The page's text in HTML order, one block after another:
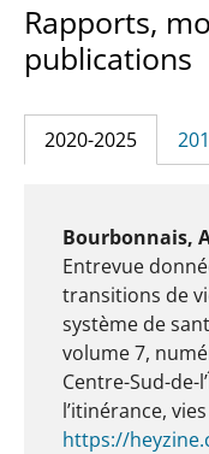
Rapports,
publications
2020-2025
Bourbonnais,
Entrevue
transitions de
système de
volume 7,
Centre-Sud-de-
l’itinérance,
https://